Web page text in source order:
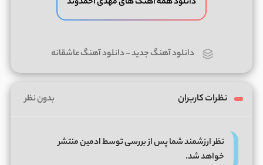
دانلود آهنگ جدید-دانلود آهنگ عاشقانه
نظرات کاربران بدون نظر
نظر ارزشمند شما پس از بررسی توسط ادمین منتشر
خواهد شد.